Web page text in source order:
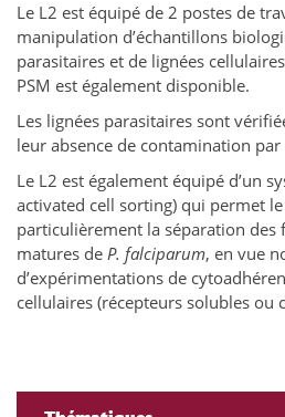
Le L2 est équipé de 2 postes de
manipulation d’échantillons
parasitaires et de lignées
PSM est également disponible.
Les lignées parasitaires sont
leur absence de contamination
Le L2 est également équipé d’un
activated cell sorting) qui permet
particulièrement la séparation des
matures de P. falciparum, en vue
d’expérimentations de
cellulaires (récepteurs solubles ou